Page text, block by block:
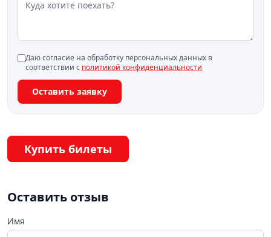
Даю согласие на обработку персональных данных в
соответствии с политикой конфиденциальности
Оставить заявку
Купить билеты
Оставить отзыв
Имя